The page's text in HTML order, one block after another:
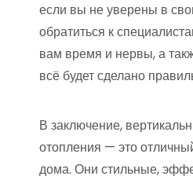
если вы не уверены в
обратиться к
вам время и нервы, а
всё будет сделано
В заключение,
отопления — это
дома. Они стильные,